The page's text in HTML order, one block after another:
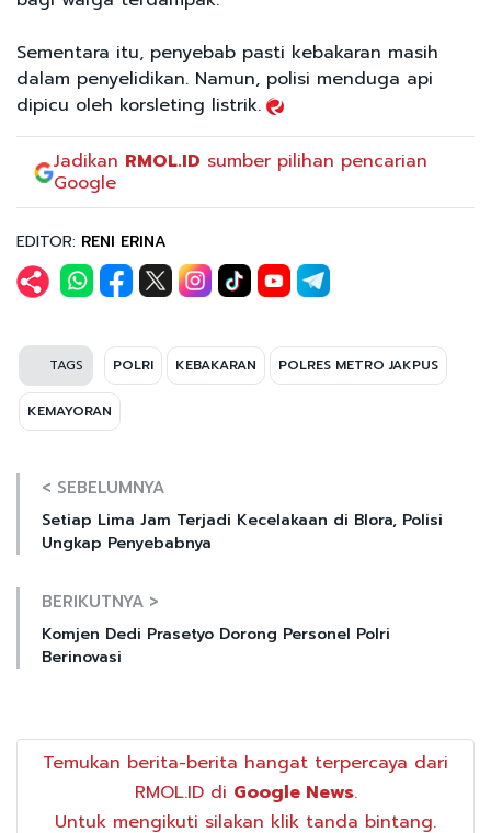
Sementara itu, penyebab pasti kebakaran masih
dalam penyelidikan. Namun, polisi menduga api
dipicu oleh korsleting listrik.
Jadikan RMOL.ID sumber pilihan pencarian
Google
EDITOR: RENI ERINA
TAGS POLRI KEBAKARAN POLRES METRO JAKPUS
KEMAYORAN
< SEBELUMNYA
Setiap Lima Jam Terjadi Kecelakaan di Blora, Polisi
Ungkap Penyebabnya
BERIKUTNYA >
Komjen Dedi Prasetyo Dorong Personel Polri
Berinovasi
Temukan berita-berita hangat terpercaya dari
RMOL.ID di Google News.
Untuk mengikuti silakan klik tanda bintang.